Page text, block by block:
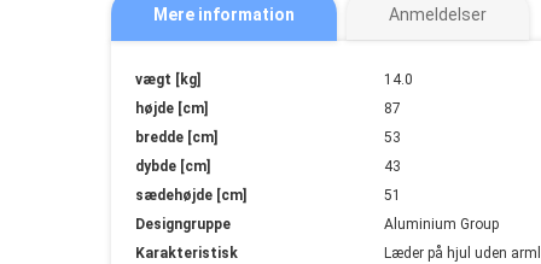
Mere information
Mere
information
vægt [kg]
14.0
højde [cm]
87
bredde [cm]
53
dybde [cm]
43
sædehøjde [cm]
51
Designgruppe
Aluminium Group
Karakteristisk
Læder på hjul uden
Anmeldelser